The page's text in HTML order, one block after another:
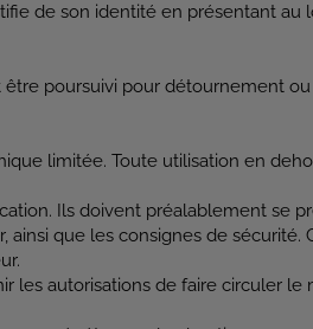
de son identité en présentant au
poursuivi pour détournement
limitée. Toute utilisation en
Ils doivent préalablement se
que les consignes de sécurité.
les autorisations de faire circuler